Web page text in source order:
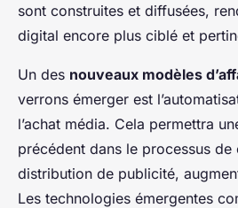
sont construites et diffusées,
digital encore plus ciblé et
Un des nouveaux modèles
verrons émerger est
l’achat média. Cela permettra
précédent dans le processus de
distribution de publicité,
Les technologies émergentes